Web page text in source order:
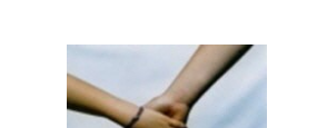
springen